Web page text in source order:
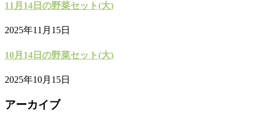
11月14日の野菜セット(大)
2025年11月15日
10月14日の野菜セット(大)
2025年10月15日
アーカイブ